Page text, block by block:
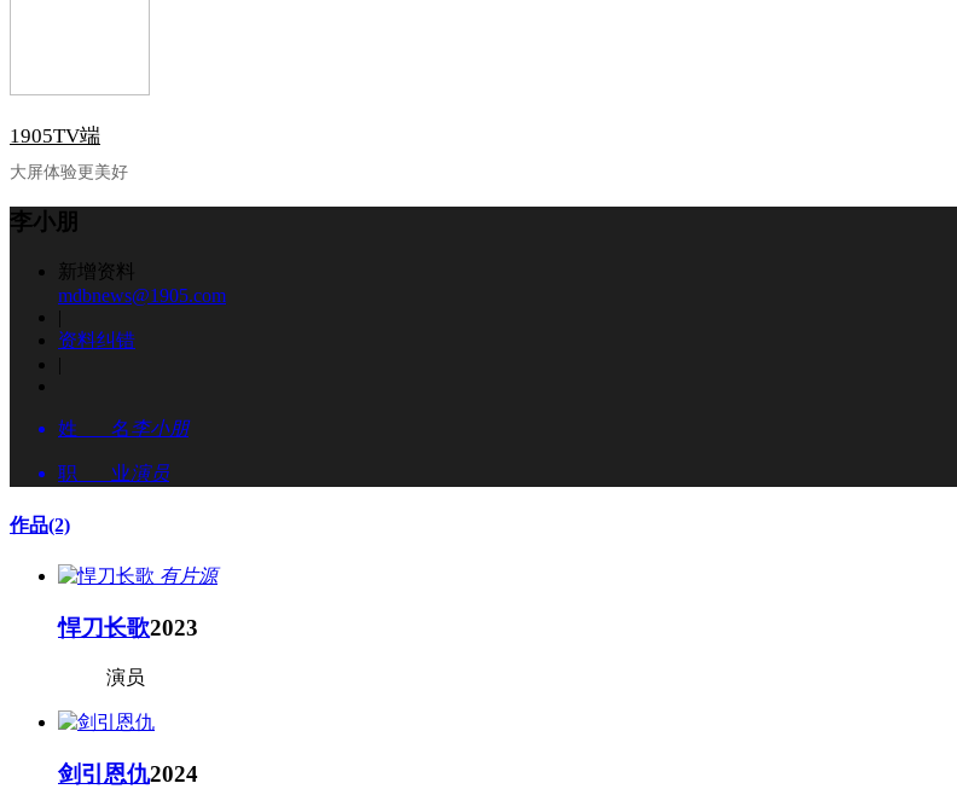
1905TV端
大屏体验更美好
李小朋
新增资料
mdbnews@1905.com
|
资料纠错
|
姓 名李小朋
职 业演员
作品(2)
有片源
悍刀长歌2023
演员
剑引恩仇2024